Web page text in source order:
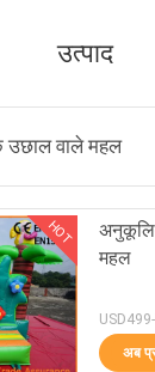
उत्पाद
उछाल वाले महल
HOT
महल
अब